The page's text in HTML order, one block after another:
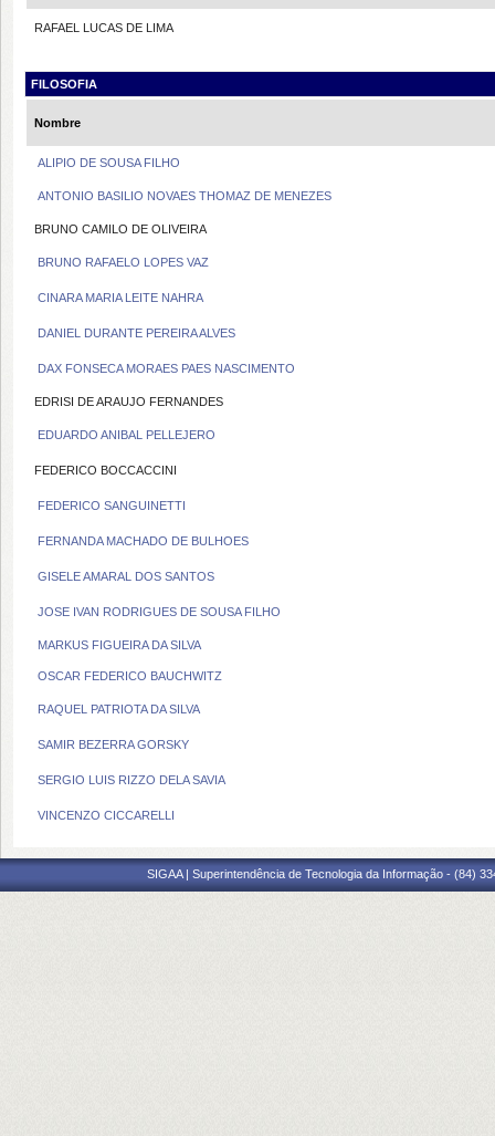
RAFAEL LUCAS DE LIMA
FILOSOFIA
Nombre
ALIPIO DE SOUSA FILHO
ANTONIO BASILIO NOVAES THOMAZ DE MENEZES
BRUNO CAMILO DE OLIVEIRA
BRUNO RAFAELO LOPES VAZ
CINARA MARIA LEITE NAHRA
DANIEL DURANTE PEREIRA ALVES
DAX FONSECA MORAES PAES NASCIMENTO
EDRISI DE ARAUJO FERNANDES
EDUARDO ANIBAL PELLEJERO
FEDERICO BOCCACCINI
FEDERICO SANGUINETTI
FERNANDA MACHADO DE BULHOES
GISELE AMARAL DOS SANTOS
JOSE IVAN RODRIGUES DE SOUSA FILHO
MARKUS FIGUEIRA DA SILVA
OSCAR FEDERICO BAUCHWITZ
RAQUEL PATRIOTA DA SILVA
SAMIR BEZERRA GORSKY
SERGIO LUIS RIZZO DELA SAVIA
VINCENZO CICCARELLI
SIGAA | Superintendência de Tecnologia da Informação - (84)